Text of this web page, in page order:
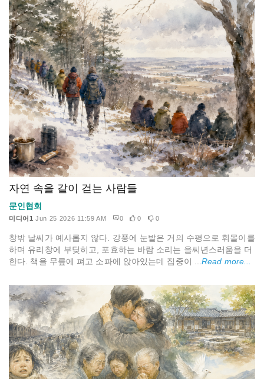
자연 속을 같이 걷는 사람들
문인협회
미디어1 Jun 25 2026 11:59 AM 0 0 0
창밖 날씨가 예사롭지 않다. 강풍에 눈발은 거의 수평으로 휘몰이를
하며 유리창에 부딪히고, 포효하는 바람 소리는 을씨년스러움을 더
한다. 책을 무릎에 펴고 소파에 앉아있는데 집중이 ...Read more...